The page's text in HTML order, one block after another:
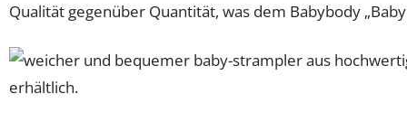
Qualität gegenüber Quantität, was dem Babybody